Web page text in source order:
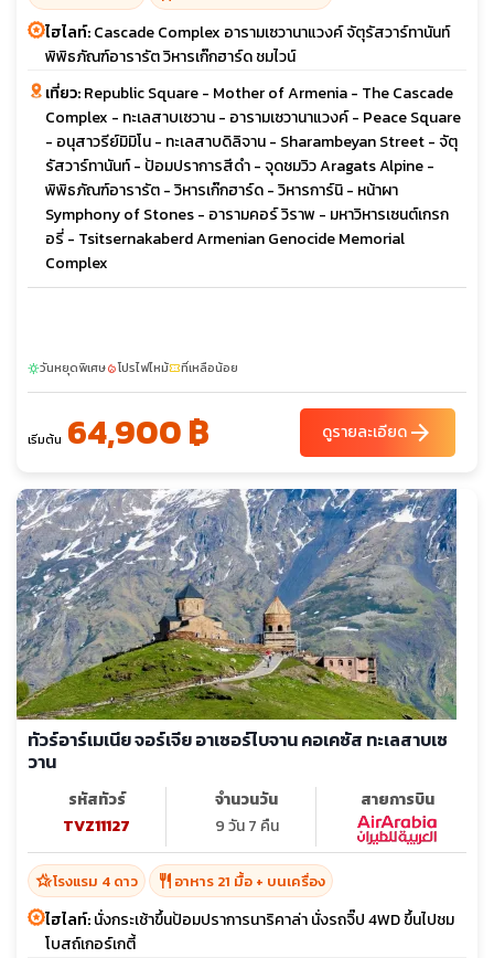
ไฮไลท์:Cascade Complex อารามเซวานาแวงค์ จัตุรัสวาร์ทานันท์
พิพิธภัณฑ์อารารัต วิหารเก๊กฮาร์ด ชมไวน์
เที่ยว:Republic Square - Mother of Armenia - The Cascade
Complex - ทะเลสาบเซวาน - อารามเซวานาแวงค์ - Peace Square
- อนุสาวรีย์มิมิโน - ทะเลสาบดิลิจาน - Sharambeyan Street - จัตุ
รัสวาร์ทานันท์ - ป้อมปราการสีดำ - จุดชมวิว Aragats Alpine -
พิพิธภัณฑ์อารารัต - วิหารเก๊กฮาร์ด - วิหารการ์นิ - หน้าผา
Symphony of Stones - อารามคอร์ วิราพ - มหาวิหารเซนต์เกรก
อรี่ - Tsitsernakaberd Armenian Genocide Memorial
Complex
sunnyวันหยุดพิเศษlocal_fire_departmentโปรไฟไหม้confirmation_numberที่เหลือน้อย
เริ่มต้น 64,900 ฿ ดูรายละเอียดarrow_forward
ทัวร์อาร์เมเนีย จอร์เจีย อาเซอร์ไบจาน คอเคซัส ทะเลสาบเซ
วาน
รหัสทัวร์
TVZ11127
จำนวนวัน
9 วัน 7 คืน
สายการบิน
hotel_classโรงแรม 4 ดาว restaurant อาหาร 21 มื้อ + บนเครื่อง
ไฮไลท์:นั่งกระเช้าขึ้นป้อมปราการนาริคาล่า นั่งรถจิ๊ป 4WD ขึ้นไปชม
โบสถ์เกอร์เกตี้